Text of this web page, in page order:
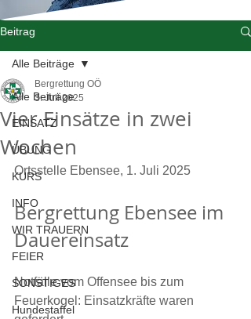
Beitrag
Alle Beiträge
EINSATZ
ÜBUNG
KURS
INFO
WIR TRAUERN
FEIER
SONSTIGES
Hundestaffel
Alle Beiträge
Vier Einsätze in zwei
Wochen
Bergrettung OÖ
3. Juli 2025
Ortsstelle Ebensee, 1. Juli 2025
Bergrettung Ebensee im
Dauereinsatz
Notfälle vom Offensee bis zum
Feuerkogel: Einsatzkräfte waren